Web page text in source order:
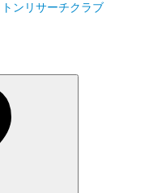
ンリサーチクラブ